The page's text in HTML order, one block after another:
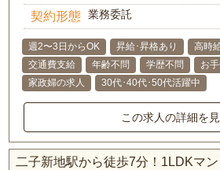
契約形態 業務委託
週2〜3日からOK 昇給･昇格あり 高時
交通費支給
年齢不問 学歴不問
お
家政婦の求人
30代･40代･50代活躍中
この求人の詳細を
二子新地駅から徒歩7分！1LDKマ